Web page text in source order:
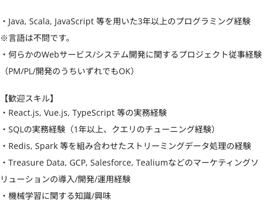
・Java, Scala, JavaScript 等を用いた3年以上のプログラミング経験
※言語は不問です。
・何らかのWebサービス/システム開発に関するプロジェクト従事経験
（PM/PL/開発のうちいずれでもOK）
【歓迎スキル】
・React.js, Vue.js, TypeScript 等の実務経験
・SQLの実務経験（1年以上、クエリのチューニング経験）
・Redis, Spark 等を組み合わせたストリーミングデータ処理の経験
・Treasure Data, GCP, Salesforce, Tealiumなどのマーケティングソ
リューションの導入/開発/運用経験
・機械学習に関する知識/興味